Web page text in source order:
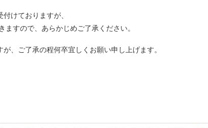
けておりますが、
すので、あらかじめご了承ください。
、ご了承の程何卒宜しくお願い申し上げます。